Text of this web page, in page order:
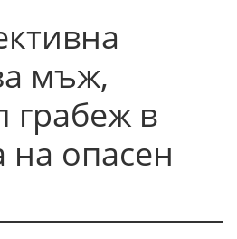
мъж,
грабеж в
на опасен